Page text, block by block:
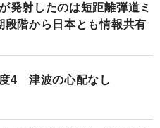
射したのは短距離弾道ミ
階から日本とも情報共有
4 津波の心配なし